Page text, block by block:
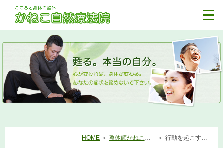
HOME 整体師かねこの日記 行動を起こすと（2013/02/09）偏頭痛でお悩みなら北名古屋市の整体へ